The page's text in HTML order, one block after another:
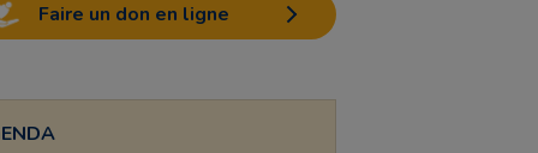
Faire un don en ligne